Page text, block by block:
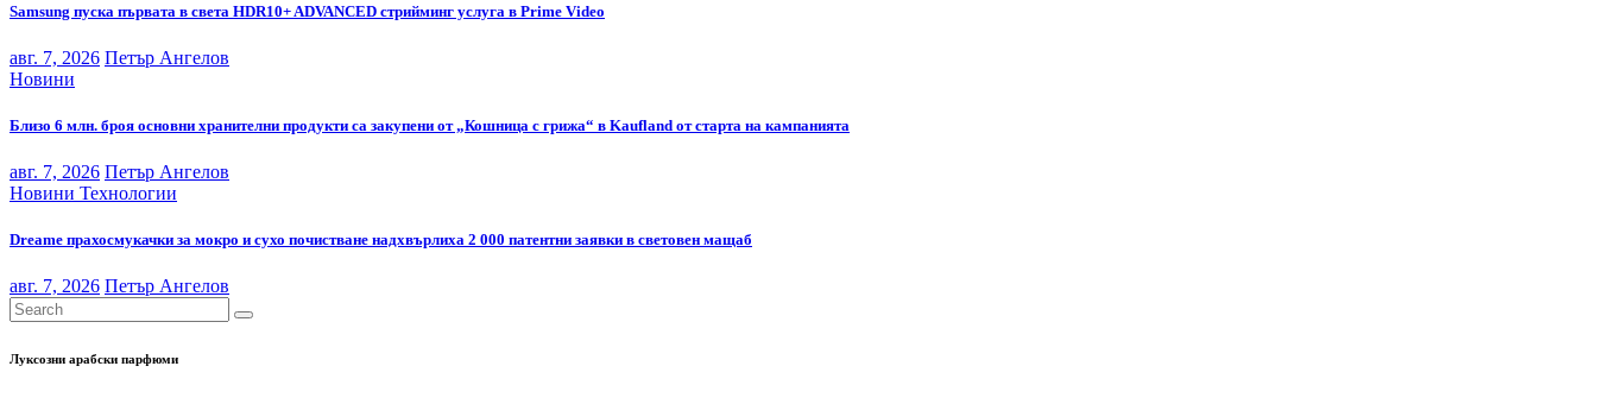
Samsung пуска първата в света HDR10+ ADVANCED стрийминг услуга в Prime Video
авг. 7, 2026 Петър Ангелов
Новини
Близо 6 млн. броя основни хранителни продукти са закупени от „Кошница с грижа“ в Kaufland от старта на кампанията
авг. 7, 2026 Петър Ангелов
Новини Технологии
Dreame прахосмукачки за мокро и сухо почистване надхвърлиха 2 000 патентни заявки в световен мащаб
авг. 7, 2026 Петър Ангелов
Луксозни арабски парфюми